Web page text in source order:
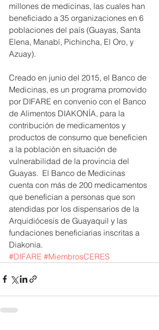
millones de medicinas, las cuales han
beneficiado a 35 organizaciones en 6
poblaciones del país (Guayas, Santa
Elena, Manabí, Pichincha, El Oro, y
Azuay).
Creado en junio del 2015, el Banco de
Medicinas, es un programa promovido
por DIFARE en convenio con el Banco
de Alimentos DIAKONÍA, para la
contribución de medicamentos y
productos de consumo que beneficien
a la población en situación de
vulnerabilidad de la provincia del
Guayas.  El Banco de Medicinas
cuenta con más de 200 medicamentos
que benefician a personas que son
atendidas por los dispensarios de la
Arquidiócesis de Guayaquil y las
fundaciones beneficiarias inscritas a
Diakonia.
#DIFARE #MiembrosCERES